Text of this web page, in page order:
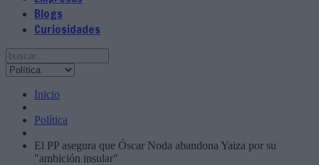
Blogs
Curiosidades
Inicio
Política
El PP asegura que Óscar Noda abandona Yaiza por su
"ambición insular"